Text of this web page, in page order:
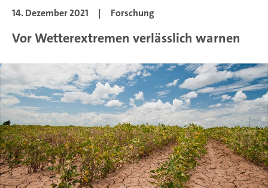
14. Dezember 2021 | Forschung
Vor Wetterextremen verlässlich warnen